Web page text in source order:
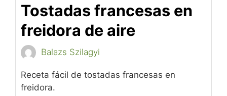
Tostadas francesas en
freidora de aire
Balazs Szilagyi
Receta fácil de tostadas francesas en
freidora.